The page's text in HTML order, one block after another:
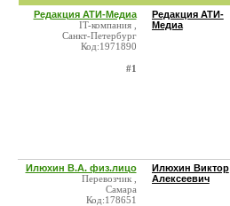
Редакция АТИ-Медиа
IT-компания ,
Санкт-Петербург
Код:1971890
#1
Редакция АТИ-
Медиа
Илюхин В.А. физ.лицо
Перевозчик ,
Самара
Код:178651
Илюхин Виктор
Алексеевич